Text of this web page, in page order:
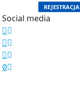
REJESTRACJA
Social media